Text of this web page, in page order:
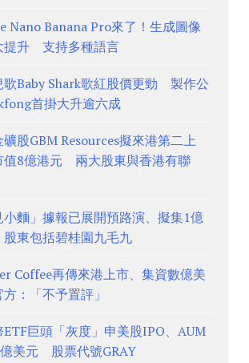
Nano Banana Pro來了！生成圖像
提升 支持多種語言
歌Baby Shark歌紅股價更勁 製作公
首掛大升逾六成
股GBM Resources擬來港第二上
值8億港元 兩大股東與香港有聯
小麵」據報已展開預路演、擬集1億
東包括碧桂園九毛九
Coffee再傳來港上市、集資數億美
：「不予置評」
ETF巨頭「灰度」申美股IPO、AUM
美元 股票代號GRAY